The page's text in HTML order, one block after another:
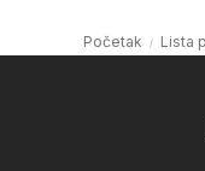
Početak Lista